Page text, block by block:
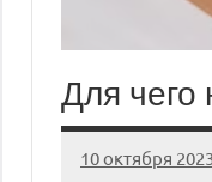
Для чего
10 октября